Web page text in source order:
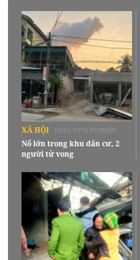
XÃ HỘI 01/01/1970 07:00:00
Nổ lớn trong khu dân cư, 2
người tử vong